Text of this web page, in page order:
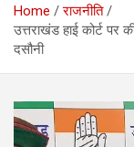
Home
राजनीति
उत्तराखंड हाई कोर्ट पर
दसौनी